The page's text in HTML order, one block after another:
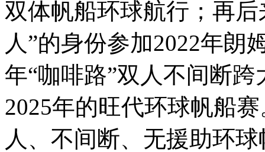
双体帆船环球航行；再
人”的身份参加2022年朗
年“咖啡路”双人不间断
2025年的旺代环球帆船
人、不间断、无援助环